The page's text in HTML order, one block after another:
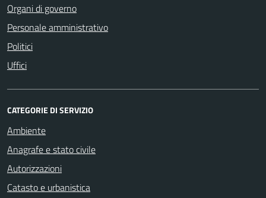
Organi di governo
Personale amministrativo
Politici
Uffici
CATEGORIE DI SERVIZIO
Ambiente
Anagrafe e stato civile
Autorizzazioni
Catasto e urbanistica